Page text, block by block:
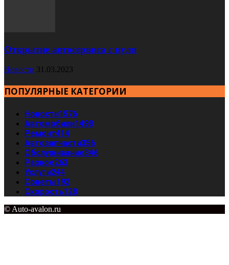
Открытие автосервиса с нуля
Новости 31.03.2023
ПОПУЛЯРНЫЕ КАТЕГОРИИ
Новости1576
Автомобили1498
Ремонт414
Автозапчасти356
Обслуживание346
Разное263
Услуги244
Советы192
Скорость128
© Auto-avalon.ru